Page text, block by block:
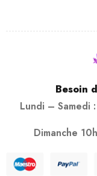
Besoin
Lundi –
Dimanche